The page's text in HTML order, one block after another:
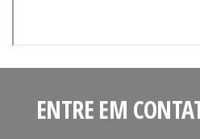
ENTRE EM